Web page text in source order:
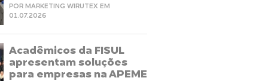
POR MARKETING WIRUTEX EM
01.07.2026
Acadêmicos da FISUL
apresentam soluções
para empresas na APEME